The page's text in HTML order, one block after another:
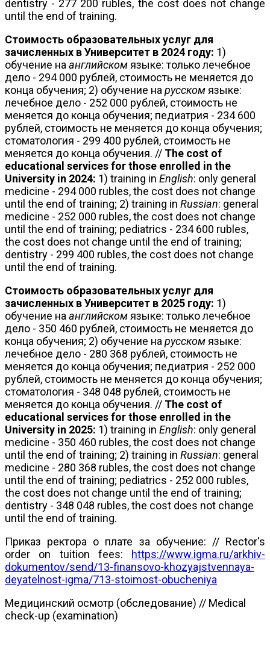
dentistry - 277 200 rubles, the cost does not change
until the end of training.
Стоимость образовательных услуг для
зачисленных в Университет в 2024 году: 1)
обучение на английском языке: только лечебное
дело - 294 000 рублей, стоимость не меняется до
конца обучения; 2) обучение на русском языке:
лечебное дело - 252 000 рублей, стоимость не
меняется до конца обучения; педиатрия - 234 600
рублей, стоимость не меняется до конца обучения;
стоматология - 299 400 рублей, стоимость не
меняется до конца обучения. // The cost of
educational services for those enrolled in the
University in 2024: 1) training in English: only general
medicine - 294 000 rubles, the cost does not change
until the end of training; 2) training in Russian: general
medicine - 252 000 rubles, the cost does not change
until the end of training; pediatrics - 234 600 rubles,
the cost does not change until the end of training;
dentistry - 299 400 rubles, the cost does not change
until the end of training.
Стоимость образовательных услуг для
зачисленных в Университет в 2025 году: 1)
обучение на английском языке: только лечебное
дело - 350 460 рублей, стоимость не меняется до
конца обучения; 2) обучение на русском языке:
лечебное дело - 280 368 рублей, стоимость не
меняется до конца обучения; педиатрия - 252 000
рублей, стоимость не меняется до конца обучения;
стоматология - 348 048 рублей, стоимость не
меняется до конца обучения. // The cost of
educational services for those enrolled in the
University in 2025: 1) training in English: only general
medicine - 350 460 rubles, the cost does not change
until the end of training; 2) training in Russian: general
medicine - 280 368 rubles, the cost does not change
until the end of training; pediatrics - 252 000 rubles,
the cost does not change until the end of training;
dentistry - 348 048 rubles, the cost does not change
until the end of training.
Приказ ректора о плате за обучение: // Rector's
order on tuition fees: https://www.igma.ru/arkhiv-
dokumentov/send/13-finansovo-khozyajstvennaya-
deyatelnost-igma/713-stoimost-obucheniya
Медицинский осмотр (обследование) // Medical
check-up (examination)